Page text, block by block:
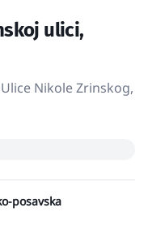
ulici,
Nikole Zrinskog,
posavska